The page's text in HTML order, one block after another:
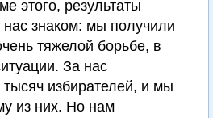
этого, результаты
знаком: мы получили
тяжелой борьбе, в
За нас
избирателей, и мы
из них. Но нам